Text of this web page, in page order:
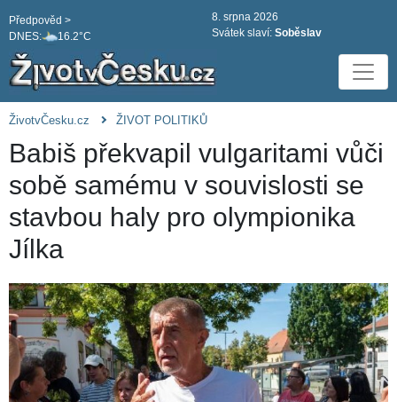
DNES: 16.2°C
Předpověd >
8. srpna 2026
Svátek slaví: Soběslav
ŽivotvČesku.cz ŽIVOT POLITIKŮ
Babiš překvapil vulgaritami vůči
sobě samému v souvislosti se
stavbou haly pro olympionika
Jílka